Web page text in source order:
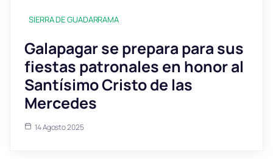
SIERRA DE GUADARRAMA
Galapagar se prepara para sus
fiestas patronales en honor al
Santísimo Cristo de las
Mercedes
14 Agosto 2025